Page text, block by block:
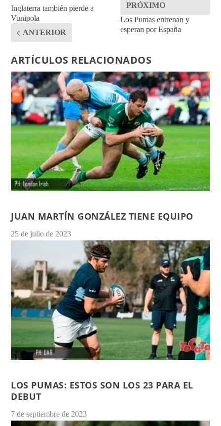
Inglaterra también pierde a
Vunipola
ANTERIOR
PRÓXIMO
Los Pumas entrenan y
esperan por España
ARTÍCULOS RELACIONADOS
JUAN MARTÍN GONZÁLEZ TIENE EQUIPO
25 de julio de 2023
LOS PUMAS: ESTOS SON LOS 23 PARA EL
DEBUT
7 de septiembre de 2023